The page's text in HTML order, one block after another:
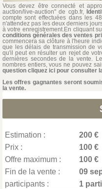
Vous devez être connecté et
auction/live-auction" de cgb.fr,
compte sont effectuées dans les
n'attendez pas les deux derniers
à votre enregistrement.En cliquant
conditions générales des ventes
commencera sa clôture à l'heure
que les délais de transmission de
qu'il peut en résulter un rejet de
dernières secondes de la vente.
nombres entiers, vous ne pouvez
question cliquez ici pour consulter
Les offres gagnantes seront
la vente.
Estimation :
200 €
Prix :
100 €
Offre maximum :
100 €
Fin de la vente :
09
participants :
1